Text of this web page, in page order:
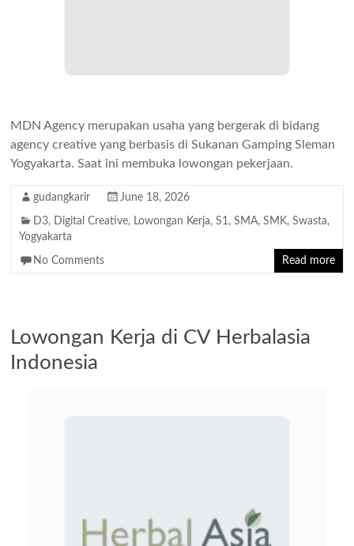
MDN Agency merupakan usaha yang bergerak di bidang
agency creative yang berbasis di Sukanan Gamping Sleman
Yogyakarta. Saat ini membuka lowongan pekerjaan.
gudangkarir June 18, 2026
D3, Digital Creative, Lowongan Kerja,S1,SMA,SMK,Swasta,
Yogyakarta
No Comments Read more
Lowongan Kerja di CV Herbalasia
Indonesia